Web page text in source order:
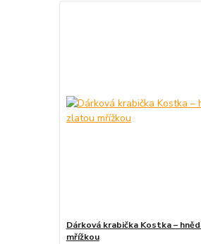
Dárková krabička Kostka –
mřížkou